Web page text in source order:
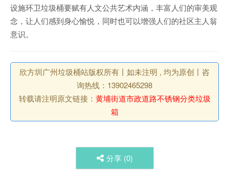
设施环卫垃圾桶要赋有人文公共艺术内涵，丰富人们的审美观
念，让人们感到身心愉悦，同时也可以增强人们的社区主人翁
意识。
欣方圳广州垃圾桶站版权所有丨如未注明 , 均为原创丨咨
询热线：13902465298
转载请注明原文链接： 黄埔街道市政道路不锈钢分类垃圾
箱
分享 (0)